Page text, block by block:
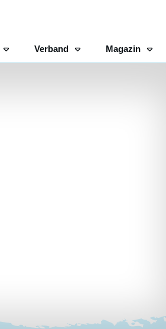
Verband Magazin